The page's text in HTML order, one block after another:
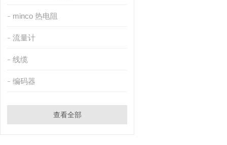
minco 热电阻
流量计
线缆
编码器
查看全部